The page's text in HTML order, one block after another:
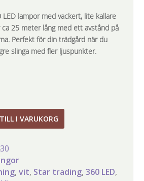
LED lampor med vackert, lite kallare
ca 25 meter lång med ett avstånd på
Perfekt för din trädgård när du
slinga med fler ljuspunkter.
I VARUKORG
,vit, Star trading,360 LED,